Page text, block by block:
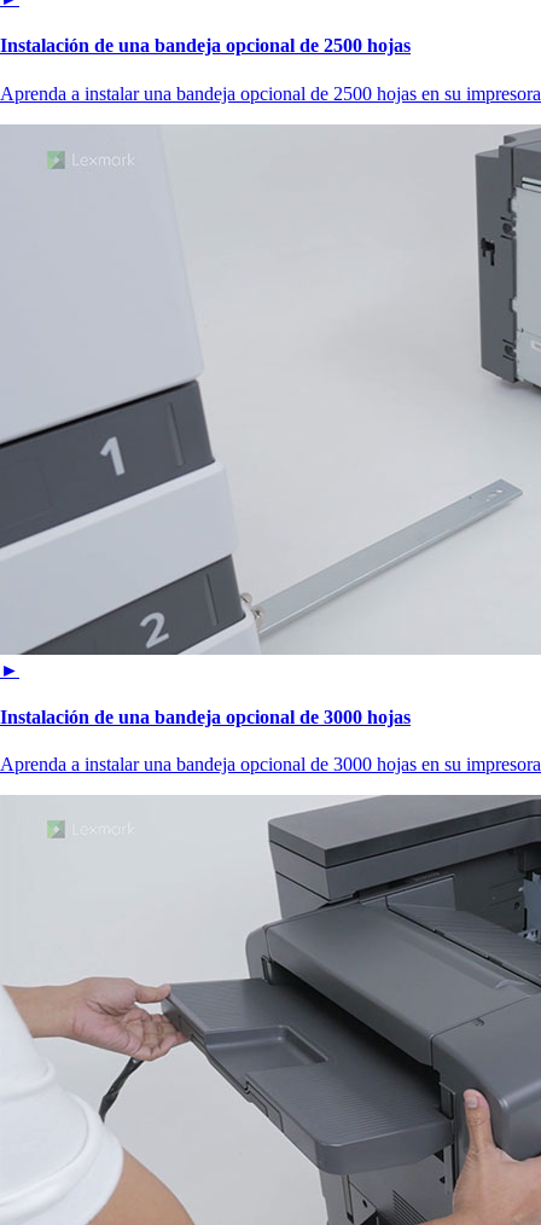
Instalación de una bandeja opcional de 2500 hojas
Aprenda a instalar una bandeja opcional de 2500 hojas en su
►
Instalación de una bandeja opcional de 3000 hojas
Aprenda a instalar una bandeja opcional de 3000 hojas en su